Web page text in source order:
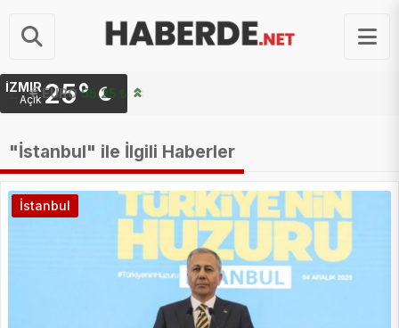
STERLIN 64.48 ₺
İZMIR
Açık 25°
"İstanbul" ile İlgili Haberler
İstanbul